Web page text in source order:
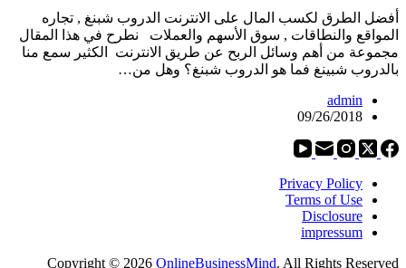
أفضل الطرق لكسب المال على الانترنت الدروب شبنغ , تجاره
المواقع والنطاقات , سوق الأسهم والعملات نطرح في هذا المقال
مجموعة من أهم وسائل الربح عن طريق الانترنت الكثير سمع منا
بالدروب شبينغ فما هو الدروب شبنغ؟ وهل من…
admin
09/26/2018
Privacy Policy
Terms of Use
Disclosure
impressum
Copyright © 2026 OnlineBusinessMind. All Rights Reserved